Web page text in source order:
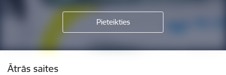
Ātrās saites